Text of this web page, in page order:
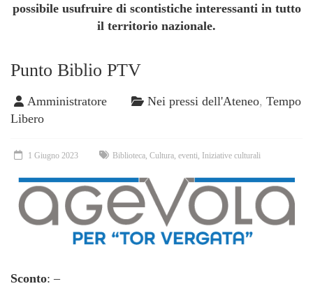
possibile usufruire di scontistiche interessanti in tutto
il territorio nazionale.
Punto Biblio PTV
Amministratore Nei pressi dell'Ateneo, Tempo
Libero
1 Giugno 2023 Biblioteca Cultura eventi Iniziative culturali
Sconto: –